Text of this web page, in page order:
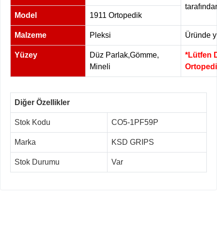
Model
1911 Ortopedik
Malzeme Pleksi Üründe
Yüzey
Düz Parlak,Gömme,
Mineli
*Lütfen
Diğer Özellikler
Stok Kodu CO5-1PF59P
Marka KSD GRIPS
Stok Durumu Var